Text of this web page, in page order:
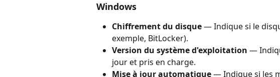
Windows
Chiffrement du disque — Indique si le
exemple, BitLocker).
Version du système d'exploitation —
jour et pris en charge.
Mise à jour automatique — Indique si les